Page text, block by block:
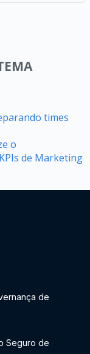
times
o
de Marketing
de
Seguro de